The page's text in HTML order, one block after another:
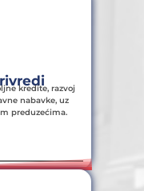
kredite, razvoj
nabavke, uz
preduzećima.